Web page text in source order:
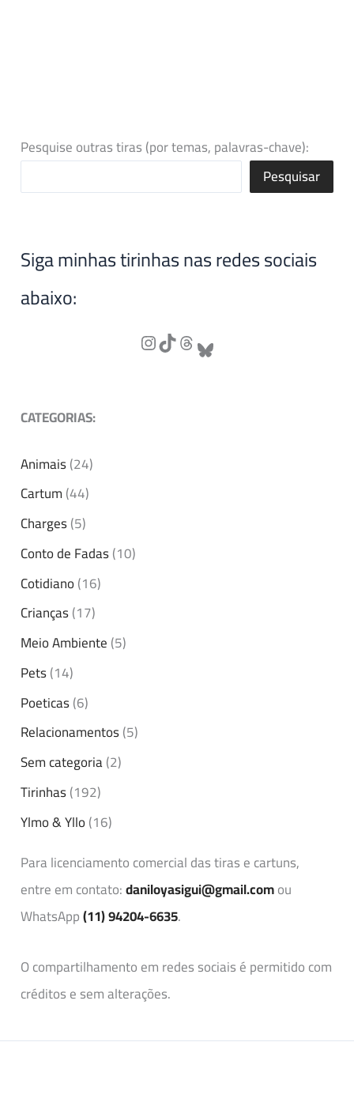
Pesquise outras tiras (por temas, palavras-chave):
Pesquisar
Siga minhas tirinhas nas redes sociais
abaixo:
CATEGORIAS:
Animais(24)
Cartum(44)
Charges(5)
Conto de Fadas(10)
Cotidiano(16)
Crianças(17)
Meio Ambiente(5)
Pets(14)
Poeticas(6)
Relacionamentos(5)
Sem categoria(2)
Tirinhas(192)
Ylmo & Yllo(16)
Para licenciamento comercial das tiras e cartuns,
entre em contato:daniloyasigui@gmail.comou
WhatsApp(11) 94204-6635.
O compartilhamento em redes sociais é permitido com
créditos e sem alterações.